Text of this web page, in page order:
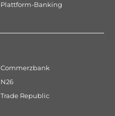
Plattform-Banking
Commerzbank
N26
Trade Republic